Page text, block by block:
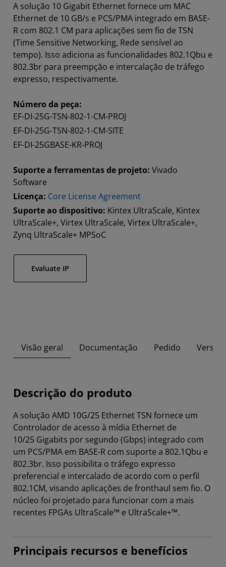
A solução 10 Gigabit Ethernet fornece um MAC
Ethernet de 10 GB/s e PCS/PMA integrado em BASE-
R com 802.1 CM para aplicações sem fio de TSN
(Time Sensitive Networking, Rede sensível ao
tempo). Isso adiciona as funcionalidades 802.1Qbu e
802.3br para preempção e intercalação de tráfego
expresso, respectivamente.
Número da peça:
EF-DI-25G-TSN-802-1-CM-PROJ
EF-DI-25G-TSN-802-1-CM-SITE
EF-DI-25GBASE-KR-PROJ
Suporte a ferramentas de projeto: Vivado
Software
Licença: Core License Agreement
Suporte ao dispositivo: Kintex UltraScale, Kintex
UltraScale+, Virtex UltraScale, Virtex UltraScale+,
Zynq UltraScale+ MPSoC
Evaluate IP
Visão geral Documentação Pedido
Descrição do produto
A solução AMD 10G/25 Ethernet TSN fornece um
Controlador de acesso à mídia Ethernet de
10/25 Gigabits por segundo (Gbps) integrado com
um PCS/PMA em BASE-R com suporte a 802.1Qbu e
802.3br. Isso possibilita o tráfego expresso
preferencial e intercalado de acordo com o perfil
802.1CM, visando aplicações de fronthaul sem fio. O
núcleo foi projetado para funcionar com a mais
recentes FPGAs UltraScale™ e UltraScale+™.
Principais recursos e benefícios